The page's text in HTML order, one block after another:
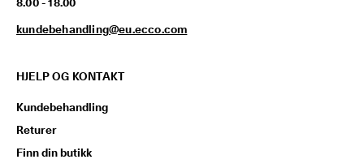
kundebehandling@eu.ecco.com
HJELP OG KONTAKT
Kundebehandling
Returer
Finn din butikk